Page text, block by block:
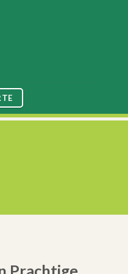
Prachtige